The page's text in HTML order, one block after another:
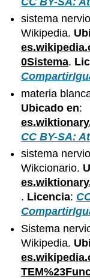
sistema
Wikipedia.
0Sistema.
materia
Ubicado en:
CC BY-SA:
sistema
Wikcionario.
. Licencia:
Sistema
Wikipedia.